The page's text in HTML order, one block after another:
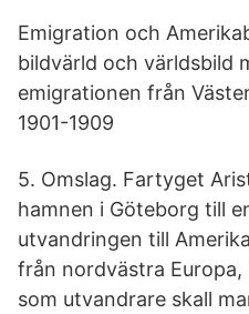
Emigration och
bildvärld och världsbild
emigrationen från
1901-1909
5. Omslag. Fartyget
hamnen i Göteborg till
utvandringen till
från nordvästra
som utvandrare skall